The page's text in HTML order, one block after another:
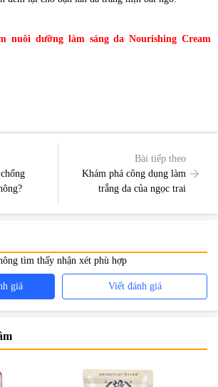
nuôi dưỡng làm sáng da Nourishing Cream
Bài tiếp theo
Khám phá công dụng làm
trắng da của ngọc trai
tìm thấy nhận xét phù hợp
giá Viết đánh giá